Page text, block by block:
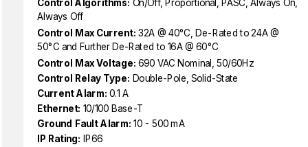
Control Algorithms: On/Off, Proportional, PASC, Always On,
Always Off
Control Max Current: 32A @ 40°C, De-Rated to 24A @
50°C and Further De-Rated to 16A @ 60°C
Control Max Voltage: 690 VAC Nominal, 50/60Hz
Control Relay Type: Double-Pole, Solid-State
Current Alarm: 0.1 A
Ethernet: 10/100 Base-T
Ground Fault Alarm: 10 - 500 mA
IP Rating: IP66